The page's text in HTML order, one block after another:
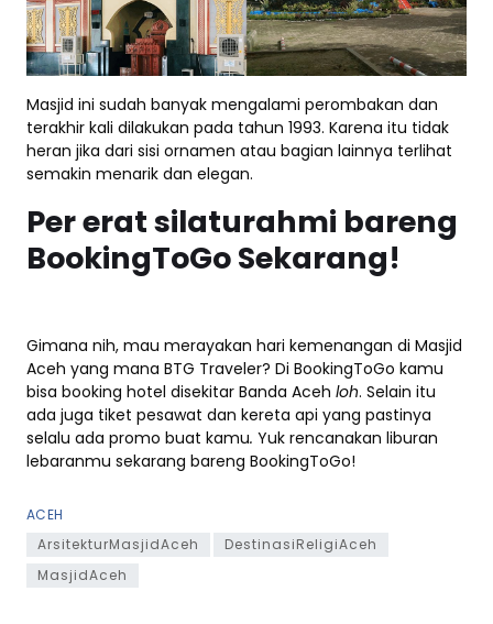
Masjid ini sudah banyak mengalami perombakan dan
terakhir kali dilakukan pada tahun 1993. Karena itu tidak
heran jika dari sisi ornamen atau bagian lainnya terlihat
semakin menarik dan elegan.
Per erat silaturahmi bareng
BookingToGo Sekarang!
Gimana nih, mau merayakan hari kemenangan di Masjid
Aceh yang mana BTG Traveler? Di BookingToGo kamu
bisa booking hotel disekitar Banda Aceh loh. Selain itu
ada juga tiket pesawat dan kereta api yang pastinya
selalu ada promo buat kamu. Yuk rencanakan liburan
lebaranmu sekarang bareng BookingToGo!
ACEH
ArsitekturMasjidAceh
DestinasiReligiAceh
MasjidAceh